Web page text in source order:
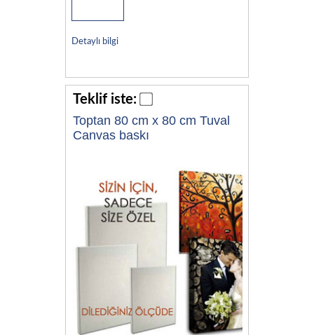
Detaylı bilgi
Teklif iste:
Toptan 80 cm x 80 cm Tuval
Canvas baskı